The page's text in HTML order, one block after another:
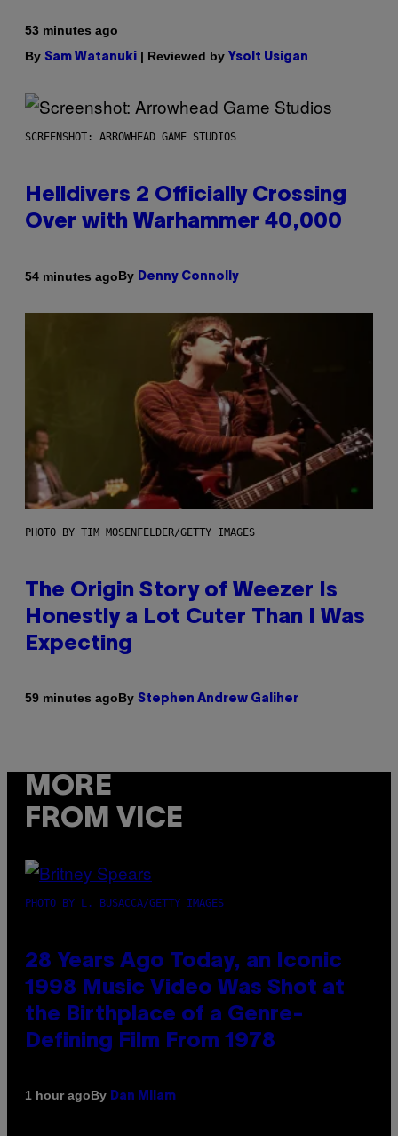
53 minutes ago
By Sam Watanuki | Reviewed by Ysolt Usigan
SCREENSHOT: ARROWHEAD GAME STUDIOS
Helldivers 2 Officially Crossing
Over with Warhammer 40,000
54 minutes agoBy Denny Connolly
PHOTO BY TIM MOSENFELDER/GETTY IMAGES
The Origin Story of Weezer Is
Honestly a Lot Cuter Than I Was
Expecting
59 minutes agoBy Stephen Andrew Galiher
MORE
FROM VICE
PHOTO BY L. BUSACCA/GETTY IMAGES
28 Years Ago Today, an Iconic
1998 Music Video Was Shot at
the Birthplace of a Genre-
Defining Film From 1978
1 hour agoBy Dan Milam